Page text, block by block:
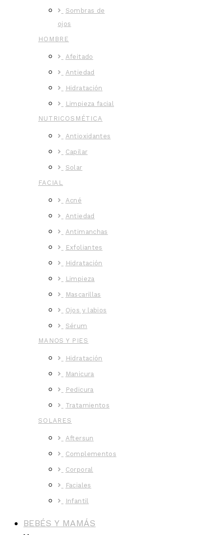
Sombras de
ojos
HOMBRE
Afeitado
Antiedad
Hidratación
Limpieza facial
NUTRICOSMÉTICA
Antioxidantes
Capilar
Solar
FACIAL
Acné
Antiedad
Antimanchas
Exfoliantes
Hidratación
Limpieza
Mascarillas
Ojos y labios
Sérum
MANOS Y PIES
Hidratación
Manicura
Pedicura
Tratamientos
SOLARES
Aftersun
Complementos
Corporal
Faciales
Infantil
BEBÉS Y MAMÁS